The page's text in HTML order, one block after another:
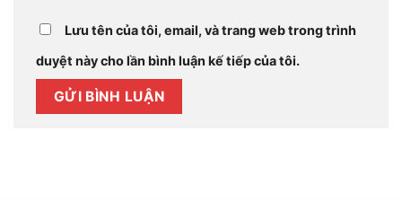
Lưu tên của tôi, email, và trang web trong trình
duyệt này cho lần bình luận kế tiếp của tôi.